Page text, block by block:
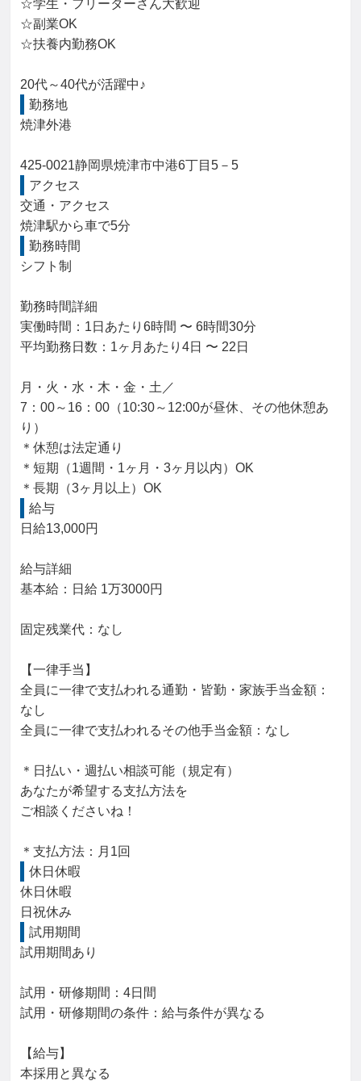
☆学生・フリーターさん大歓迎
☆副業OK
☆扶養内勤務OK
20代～40代が活躍中♪
勤務地
焼津外港
425-0021静岡県焼津市中港6丁目5－5
アクセス
交通・アクセス
焼津駅から車で5分
勤務時間
シフト制
勤務時間詳細
実働時間：1日あたり6時間 〜 6時間30分
平均勤務日数：1ヶ月あたり4日 〜 22日
月・火・水・木・金・土／
7：00～16：00（10:30～12:00が昼休、その他休憩あ
り）
＊休憩は法定通り
＊短期（1週間・1ヶ月・3ヶ月以内）OK
＊長期（3ヶ月以上）OK
給与
日給13,000円
給与詳細
基本給：日給 1万3000円
固定残業代：なし
【一律手当】
全員に一律で支払われる通勤・皆勤・家族手当金額：
なし
全員に一律で支払われるその他手当金額：なし
＊日払い・週払い相談可能（規定有）
あなたが希望する支払方法を
ご相談くださいね！
＊支払方法：月1回
休日休暇
休日休暇
日祝休み
試用期間
試用期間あり
試用・研修期間：4日間
試用・研修期間の条件：給与条件が異なる
【給与】
本採用と異なる